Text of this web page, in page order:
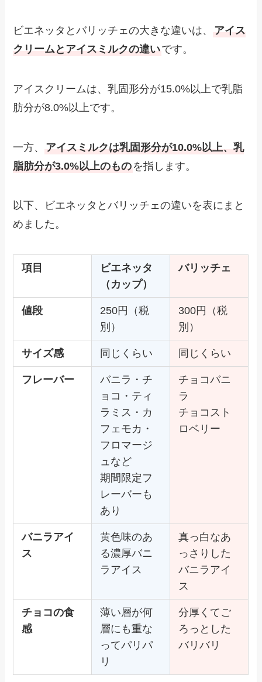
ビエネッタとバリッチェの大きな違いは、
アイス
クリームとアイスミルクの違いです。
アイスクリームは、乳固形分が15.0%以上で乳脂
肪分が8.0%以上です。
一方、
アイスミルクは乳固形分が10.0%以上、乳
脂肪分が3.0%以上のもの を指します。
以下、ビエネッタとバリッチェの違いを表にまと
めました。
項目
ビエネッタ
（カップ）
バリッチェ
値段
250円（税
別）
300円（税
別）
サイズ感 同じくらい 同じくらい
フレーバー
バニラ・チ
ョコ・ティ
ラミス・カ
フェモカ・
フロマージ
ュなど
期間限定フ
レーバーも
あり
チョコバニ
ラ
チョコスト
ロベリー
バニラアイ
ス
黄色味のあ
る濃厚バニ
ラアイス
真っ白なあ
っさりした
バニラアイ
ス
チョコの食
感
薄い層が何
層にも重な
ってパリパ
リ
分厚くてご
ろっとした
バリバリ